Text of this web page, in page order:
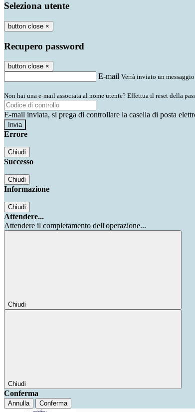
Seleziona utente
button close ×
Recupero password
button close ×
E-mail Verrà inviato un
Non hai una e-mail associata al nome utente? Effettua il reset della
E-mail inviata, si prega di controllare la casella di posta
Errore
Chiudi
Successo
Chiudi
Informazione
Chiudi
Attendere...
Attendere il completamento dell'operazione...
Chiudi
Chiudi
Conferma
Annulla Conferma